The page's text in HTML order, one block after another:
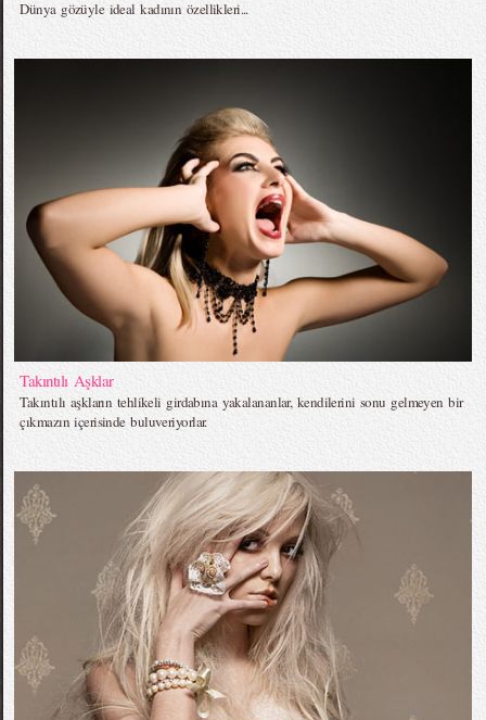
Dünya gözüyle ideal kadının özellikleri...
Takıntılı Aşklar
Takıntılı aşkların tehlikeli girdabına yakalananlar, kendilerini sonu gelmeyen bir
çıkmazın içerisinde buluveriyorlar.